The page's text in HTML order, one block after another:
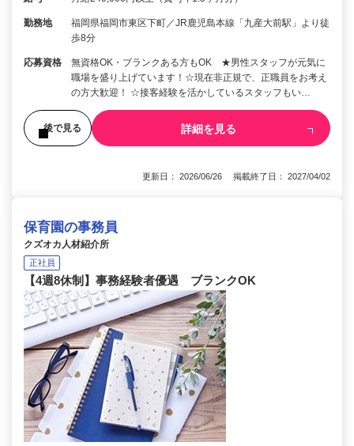
勤務地
福岡県福岡市東区下町／JR鹿児島本線「九産大前駅」より徒
歩8分
応募資格
無資格OK・ブランクある方もOK ★男性スタッフが元気に
職場を盛り上げています！☆現在非正規で、正職員をお考え
の方大歓迎！ ☆接客経験を活かしているスタッフもい…
後で見る 詳細を見る
更新日： 2026/06/26 掲載終了日： 2027/04/02
保育園の事務員
クズオカ人材紹介所
正社員
【4週8休制】事務経験者優遇 ブランクOK